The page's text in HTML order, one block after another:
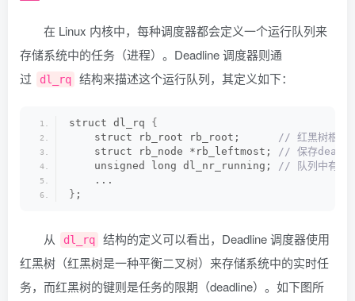
在 Linux 内核中，每种调度器都会定义一个运行队列来
存储系统中的任务（进程）。Deadline 调度器则通
过
dl_rq 结构来描述这个运行队列，其定义如下：
struct dl_rq {
    struct rb_root rb_root;
// 红黑树根节
    struct rb_node *rb_leftmost;
// 保存
    unsigned long dl_nr_running;
// 队列中有多
    ...
} ;
从 dl_rq
结构的定义可以看出，Deadline 调度器使用
红黑树（红黑树是一种平衡二叉树）来存储系统中的实时任
务，而红黑树的键则是任务的限期（deadline）。如下图所